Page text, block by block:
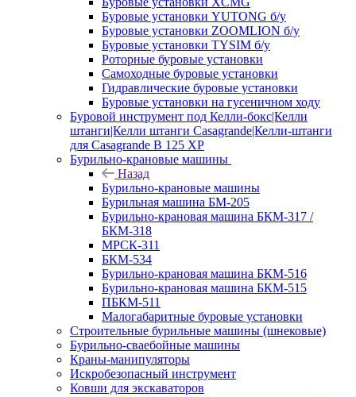
Буровые установки YUTONG б/у
Буровые установки ZOOMLION б/у
Буровые установки TYSIM б/у
Роторные буровые установки
Самоходные буровые установки
Гидравлические буровые установки
Буровые установки на гусеничном ходу
Буровой инструмент под Келли-бокс|Келли
штанги|Келли штанги Casagrande|Келли-штанги
для Casagrande B 125 XP
Бурильно-крановые машины
Назад
Бурильно-крановые машины
Бурильная машина БМ-205
Бурильно-крановая машина БКМ-317 /
БКМ-318
МРСК-311
БКМ-534
Бурильно-крановая машина БКМ-516
Бурильно-крановая машина БКМ-515
ПБКМ-511
Малогабаритные буровые установки
Строительные бурильные машины (шнековые)
Бурильно-сваебойные машины
Краны-манипуляторы
Искробезопасный инструмент
Ковши для экскаваторов